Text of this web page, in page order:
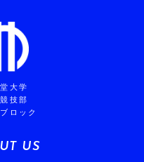
堂大学
技部
ロック
US